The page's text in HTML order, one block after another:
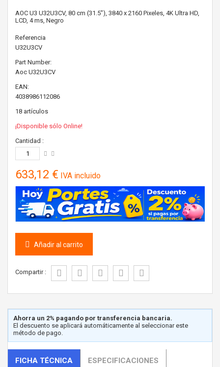
AOC U3 U32U3CV, 80 cm (31.5"), 3840 x 2160 Pixeles, 4K Ultra HD,
LCD, 4 ms, Negro
Referencia
U32U3CV
Part Number:
Aoc U32U3CV
EAN:
4038986112086
18 artículos
¡Disponible sólo Online!
Cantidad :
633,12 € IVA incluido
Añadir al carrito
Compartir :
Ahorra un 2% pagando por transferencia bancaria.
El descuento se aplicará automáticamente al seleccionar este
método de pago.
FICHA TÉCNICA ESPECIFICACIONES